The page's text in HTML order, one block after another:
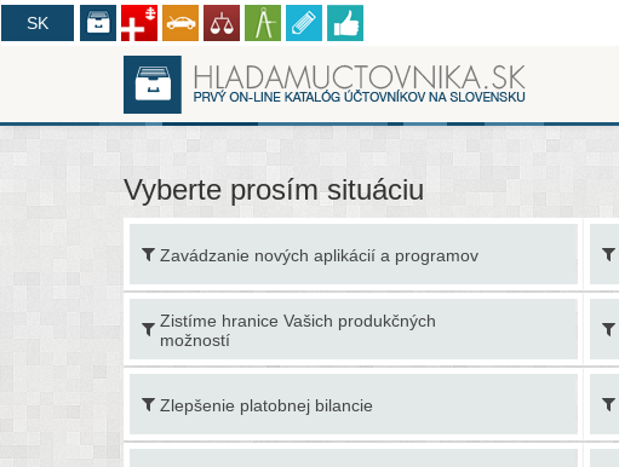
SK
CZ
Vyberte prosím situáciu
Zavádzanie nových aplikácií a programov
Zistíme hranice Vašich produkčných
možností
Zlepšenie platobnej bilancie